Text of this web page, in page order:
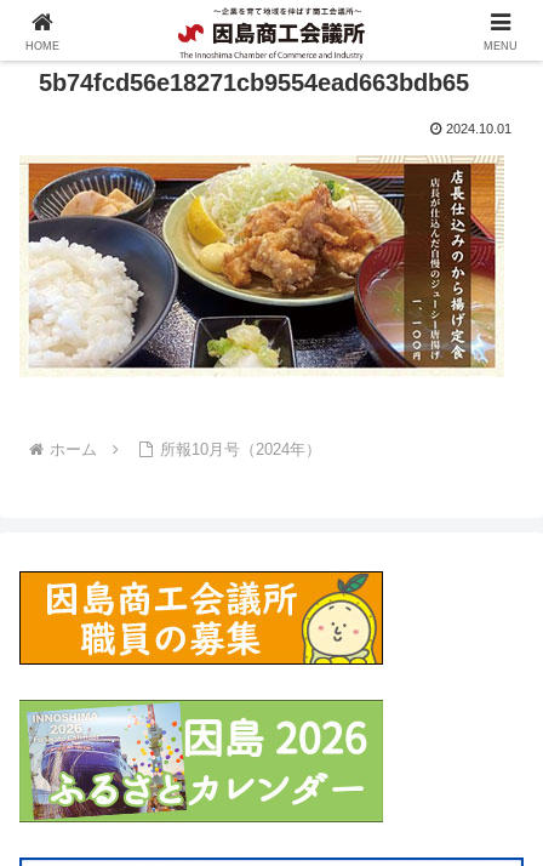
5b74fcd56e18271cb9554ead663bdb65
2024.10.01
ホーム 所報10月号（2024年）
HOME MENU